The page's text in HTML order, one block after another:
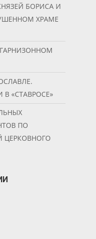
БОРИСА И
ХРАМЕ
«СТАВРОСЕ»
ПО
ЦЕРКОВНОГО